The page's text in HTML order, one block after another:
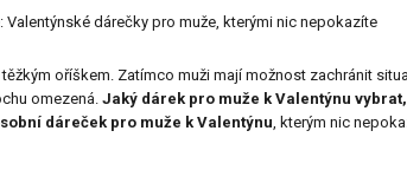
Fotoobraz PREMIUM
Fotodekorace na hliníkové
ONLINE
Mikina s vlastní fotkou
Dětské body s potiskem
Pokladnička s potiskem
Fotomagnetky s vlastní
Valentýnské dárečky pro muže, kterými nic nepokazíte
oříškem. Zatímco muži mají možnost zachránit
omezená.Jaký dárek pro muže k Valentýnu
dáreček pro muže k Valentýnu, kterým nic